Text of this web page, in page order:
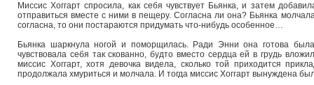
Миссис Хоггарт спросила, как себя чувствует Бьянка, и затем
отправиться вместе с ними в пещеру. Согласна ли она? Бьянка
согласна, то они постараются придумать что-нибудь особенное…
Бьянка шаркнула ногой и поморщилась. Ради Энни она готова
чувствовала себя так скованно, будто вместо сердца ей в грудь
миссис Хоггарт, хотя девочка видела, сколько той приходится
продолжала хмуриться и молчала. И тогда миссис Хоггарт вынуждена